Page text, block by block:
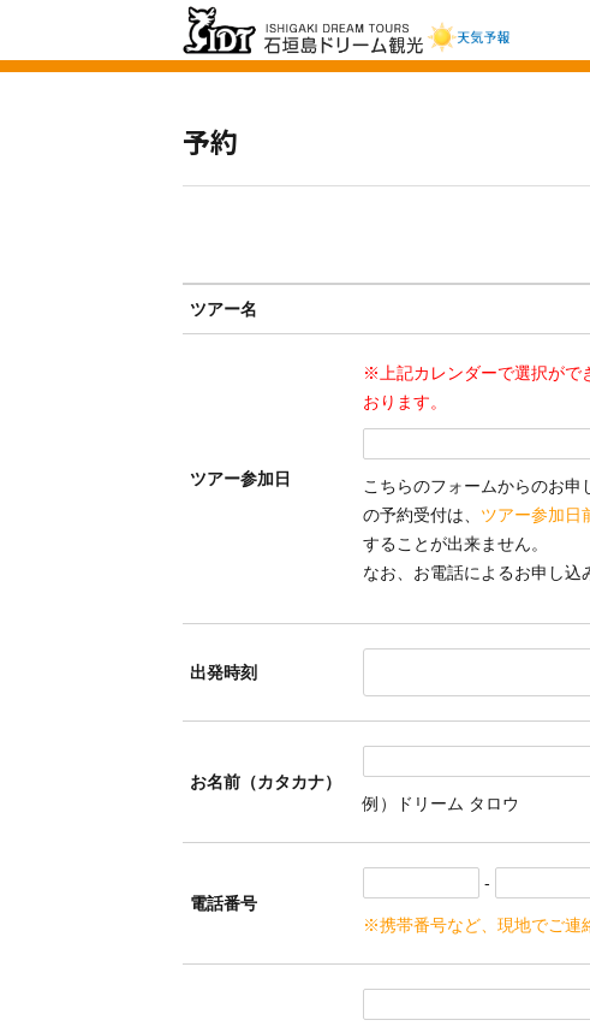
リーム観光 |八重山
の離島観光ツアー
予約
ツアー名
ツアー参加日
※上記カレンダーで選択がで
おります。
こちらのフォームからのお申
の予約受付は、 ツアー参加日
することが出来ません。
なお、お電話によるお申し込
出発時刻
お名前（カタカナ）
例）ドリーム タロウ
電話番号
-
※携帯番号など、現地でご連